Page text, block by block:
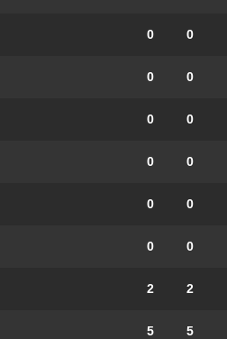
0 0
0 0
0 0
0 0
0 0
0 0
2 2
5 5